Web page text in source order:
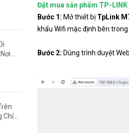
Đặt mua sản phẩm TP-LINK
Bước 1: Mở thiết bị TpLink
khẩu Wifi mặc định bên trong
Bước 2: Dùng trình duyệt
MR
Chỉ